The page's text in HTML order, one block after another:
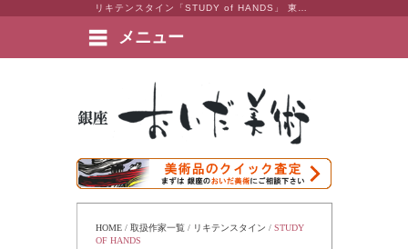
メニュー
絵画など美術品の販売と買取 | 東京・銀座 おいだ美術
HOME / 取扱作家一覧 / リキテンスタイン / STUDY
OF HANDS